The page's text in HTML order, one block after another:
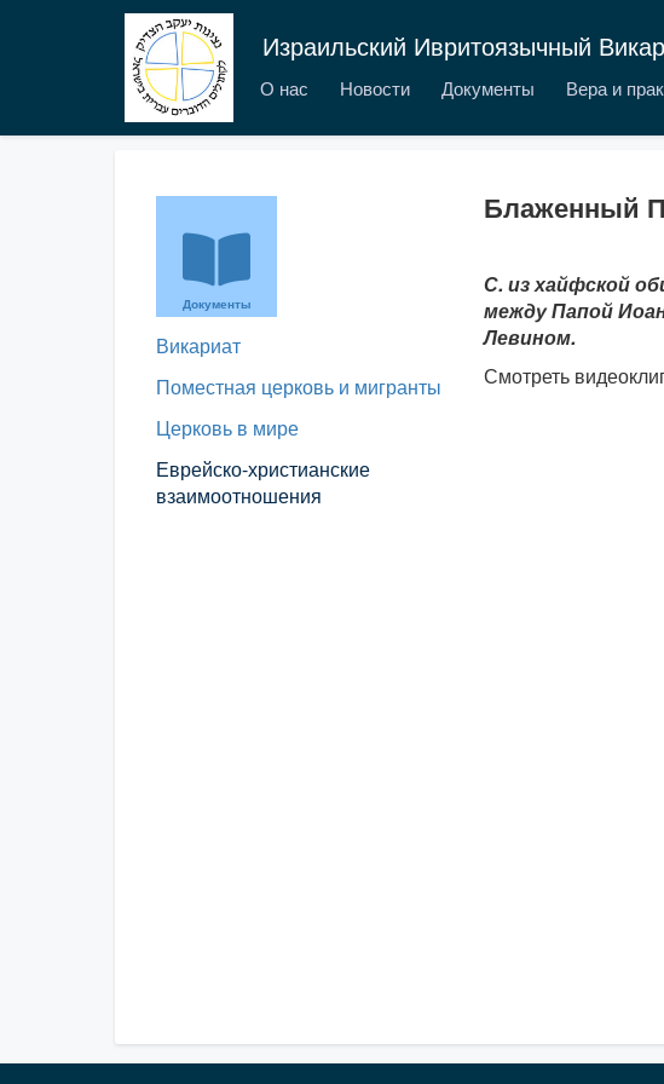
Израильский Ивритоязычный
О нас Новости Документы Вера и
Документы
Викариат
Поместная церковь и мигранты
Церковь в мире
Еврейско-христианские
взаимоотношения
Блаженный
С. из хайфской
между Папой
Левином.
Смотреть